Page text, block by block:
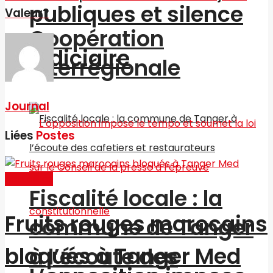
Coopération
interrégionale
Fiscalité locale : la
commune de Tanger
à l’écoute des
publiques et silence
judiciaire
Valeur?
Journal
Liées Postes
Fruits rouges marocains
bloqués à Tanger Med